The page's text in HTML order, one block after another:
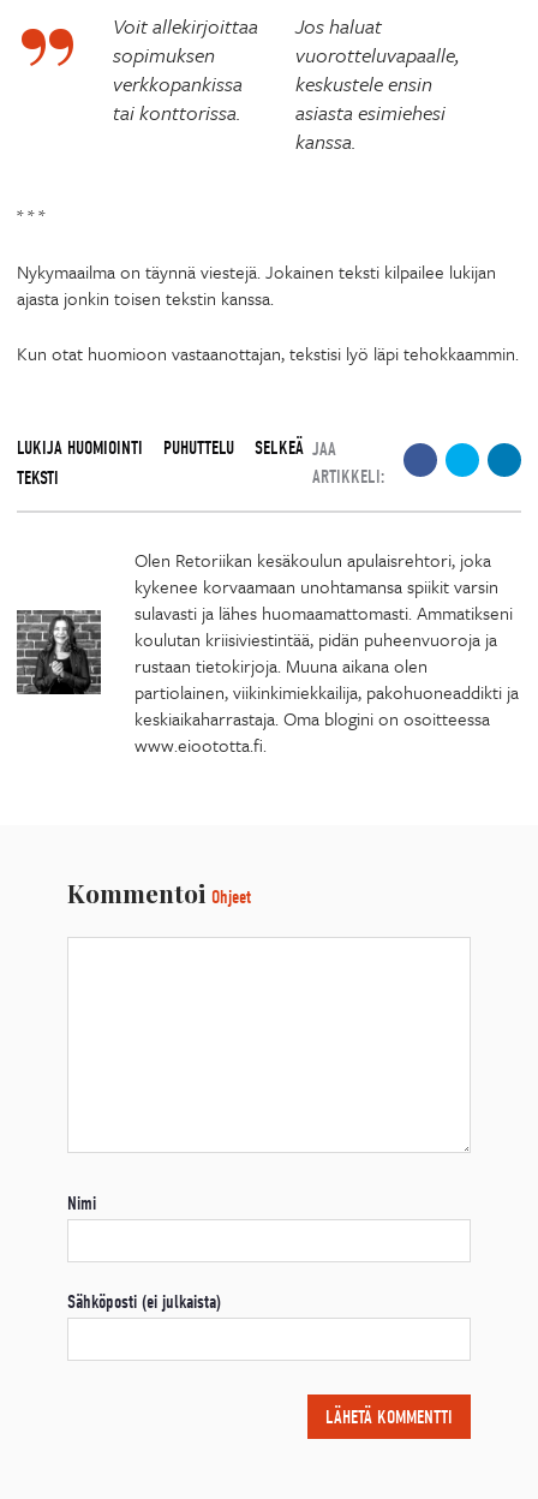
Voit allekirjoittaa
sopimuksen
verkkopankissa
tai konttorissa.
Jos haluat
vuorotteluvapaalle,
keskustele ensin
asiasta esimiehesi
kanssa.
* * *
Nykymaailma on täynnä viestejä. Jokainen teksti kilpailee lukijan
ajasta jonkin toisen tekstin kanssa.
Kun otat huomioon vastaanottajan, tekstisi lyö läpi tehokkaammin.
LUKIJA HUOMIOINTI PUHUTTELU
SELKEÄ
TEKSTI
JAA
ARTIKKELI:
Olen Retoriikan kesäkoulun apulaisrehtori, joka
kykenee korvaamaan unohtamansa spiikit varsin
sulavasti ja lähes huomaamattomasti. Ammatikseni
koulutan kriisiviestintää, pidän puheenvuoroja ja
rustaan tietokirjoja. Muuna aikana olen
partiolainen, viikinkimiekkailija, pakohuoneaddikti ja
keskiaikaharrastaja. Oma blogini on osoitteessa
www.eioototta.fi.
Kommentoi Ohjeet
Nimi
Sähköposti (ei julkaista)